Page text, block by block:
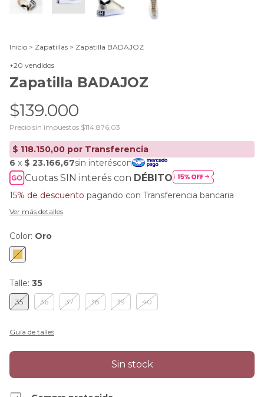
Inicio > Zapatillas > Zapatilla BADAJOZ
+20 vendidos
Zapatilla BADAJOZ
$139.000
Precio sin impuestos $114.876,03
Cuotas SIN interés con DÉBITO
15% de descuento pagando con Transferencia bancaria
Ver más detalles
Color: Oro
Talle: 35
35 36 37 38 39 40
Guía de talles